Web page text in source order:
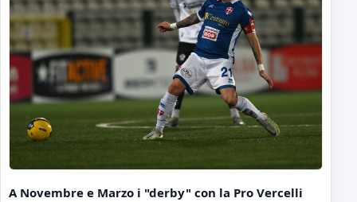
A Novembre e Marzo i "derby" con la Pro Vercelli